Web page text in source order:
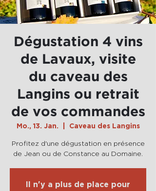
Dégustation 4 vins
de Lavaux, visite
du caveau des
Langins ou retrait
de vos commandes
Mo., 13. Jan. Caveau des Langins
Profitez d'une dégustation en présence
de Jean ou de Constance au Domaine.
Il n'y a plus de place pour